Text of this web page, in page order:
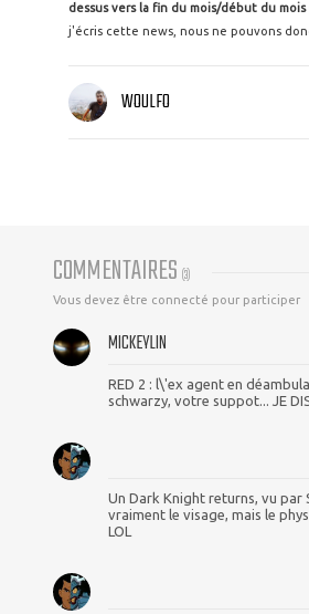
dessus vers la fin du mois/début du
j'écris cette news, nous ne pouvons
WOULFO
COMMENTAIRES (3)
Vous devez être connecté pour participer
MICKEYLIN
RED 2 : l\'ex agent en
schwarzy, votre suppot... JE
Un Dark Knight returns, vu par
vraiment le visage, mais le
LOL